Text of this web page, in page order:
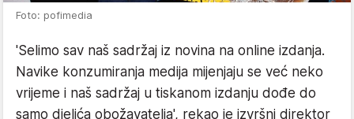
Foto: pofimedia
'Selimo sav naš sadržaj iz novina na online izdanja.
Navike konzumiranja medija mijenjaju se već neko
vrijeme i naš sadržaj u tiskanom izdanju dođe do
samo djelića obožavatelja', rekao je izvršni direktor